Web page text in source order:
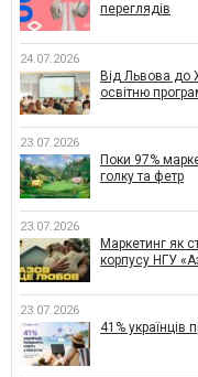
переглядів
24.07.2026
Від Львова до
освітню
23.07.2026
Поки 97%
голку та фетр
23.07.2026
Маркетинг як
корпусу НГУ
23.07.2026
41% українців